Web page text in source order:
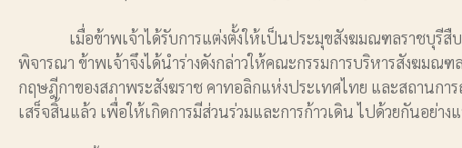
เมื่อข้าพเจ้าได้รับการแต่งตั้งให้เป็นประมุขสังฆมณฑลราชบุรีสืบตํ
พิจารณา ข้าพเจ้าจึงได้นําร่างดังกล่าวให้คณะกรรมการบริหารสังฆ
กฤษฎีกาของสภาพระสังฆราช คาทอลิกแห่งประเทศไทย และสถานก
เสร็จสิ้นแล้ว เพื่อให้เกิดการมีส่วนร่วมและการก้าวเดิน ไปด้วยกันอย่